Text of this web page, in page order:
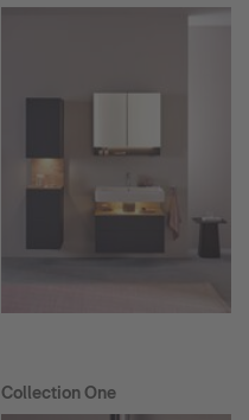
Collection One